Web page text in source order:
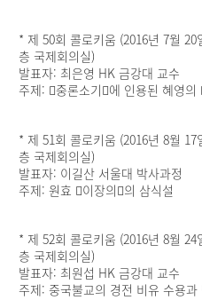
* 제 50회 콜로키움 (2016년 7월
층 국제회의실)
발표자: 최은영 HK 금강대 교수
주제: 󰡔중론소기󰡕에 인용된 혜영
* 제 51회 콜로키움 (2016년 8월
층 국제회의실)
발표자: 이길산 서울대 박사과정
주제: 원효 󰡔이장의󰡕의 삼식설
* 제 52회 콜로키움 (2016년 8월
층 국제회의실)
발표자: 최원섭 HK 금강대 교수
주제: 중국불교의 경전 비유 수용과